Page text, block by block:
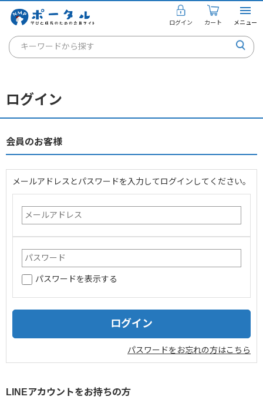
ログイン カート メニュー
キーワードから探す
通信講座
講座を探す
個人のお客様
法人のお客様
企業情報
採用情報
ログイン
会員のお客様
メールアドレスとパスワードを入力してログインしてください。
パスワードを表示する
パスワードをお忘れの方はこちら
LINEアカウントをお持ちの方